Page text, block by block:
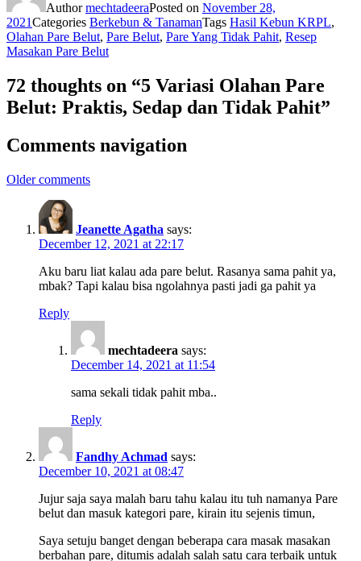
AuthormechtadeeraPosted on November 28,
2021Categories Berkebun & TanamanTags Hasil Kebun KRPL,
Olahan Pare Belut, Pare Belut, Pare Yang Tidak Pahit, Resep
Masakan Pare Belut
72 thoughts on “5 Variasi Olahan Pare
Belut: Praktis, Sedap dan Tidak Pahit”
Comments navigation
Older comments
Jeanette Agatha says:
December 12, 2021 at 22:17
Aku baru liat kalau ada pare belut. Rasanya sama pahit ya,
mbak? Tapi kalau bisa ngolahnya pasti jadi ga pahit ya
Reply
mechtadeera says:
December 14, 2021 at 11:54
sama sekali tidak pahit mba..
Reply
Fandhy Achmad says:
December 10, 2021 at 08:47
Jujur saja saya malah baru tahu kalau itu tuh namanya Pare
belut dan masuk kategori pare, kirain itu sejenis timun,
Saya setuju banget dengan beberapa cara masak masakan
berbahan pare, ditumis adalah salah satu cara terbaik untuk